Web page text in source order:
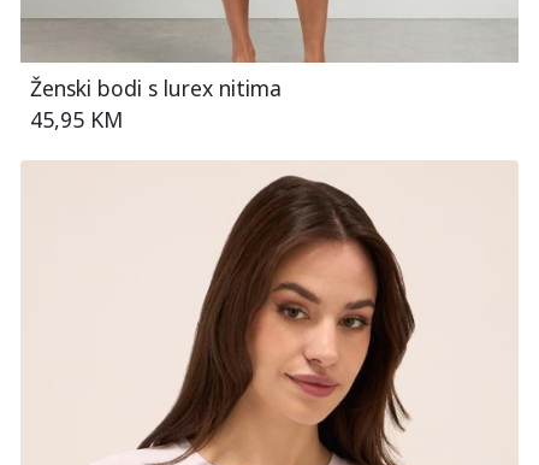
Ženski bodi s lurex nitima
45,95 KM